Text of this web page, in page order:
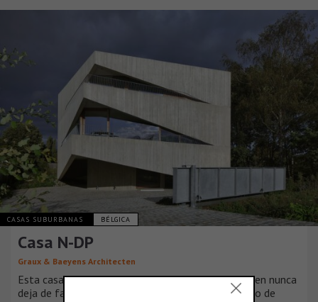
CASAS SUBURBANAS BÉLGICA
Casa N-DP
Graux & Baeyens Architecten
Esta casa a lo largo de Leuvense Vaart en Mechelen nunca
deja de fascinar. Un juego aparentemente aleatorio de